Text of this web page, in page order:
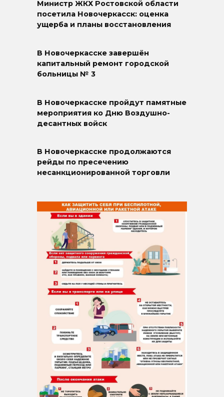
Министр ЖКХ Ростовской области
посетила Новочеркасск: оценка
ущерба и планы восстановления
В Новочеркасске завершён
капитальный ремонт городской
больницы № 3
В Новочеркасске пройдут памятные
мероприятия ко Дню Воздушно-
десантных войск
В Новочеркасске продолжаются
рейды по пресечению
несанкционированной торговли